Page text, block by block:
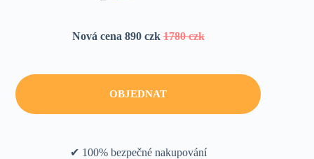
Nová cena 890 czk1780 czk
OBJEDNAT
✔ 100% bezpečné nakupování